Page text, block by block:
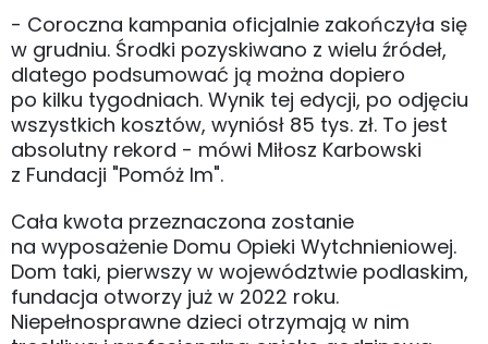
- Coroczna kampania oficjalnie zakończyła się
w grudniu. Środki pozyskiwano z wielu źródeł,
dlatego podsumować ją można dopiero
po kilku tygodniach. Wynik tej edycji, po odjęciu
wszystkich kosztów, wyniósł 85 tys. zł. To jest
absolutny rekord - mówi Miłosz Karbowski
z Fundacji "Pomóż Im".
Cała kwota przeznaczona zostanie
na wyposażenie Domu Opieki Wytchnieniowej.
Dom taki, pierwszy w województwie podlaskim,
fundacja otworzy już w 2022 roku.
Niepełnosprawne dzieci otrzymają w nim